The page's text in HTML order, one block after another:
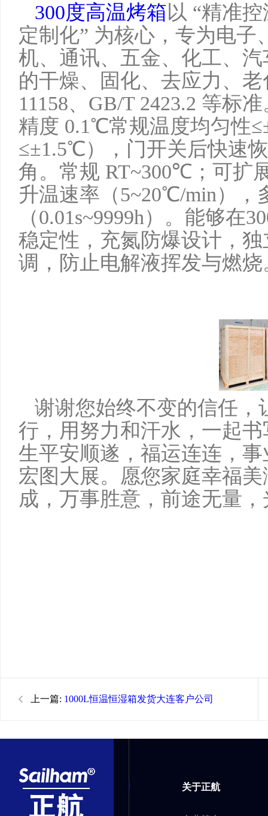
300度高温烤箱 以 “精准
定制化” 为核心，专为电子
机、通讯、五金、化工、 汽
的干燥、固化、去应力、
11158、GB/T 2423.2 等标
精度 0.1℃常规温度均匀性
≤±1.5℃），门开关后快速
角。常规 RT~300℃；可扩
升温速率（5~20℃/min）
，
（0.01s~9999h）。能够在
稳定性，充氮防爆设计，
调，防止电解液挥发与燃烧
谢谢您始终不变的信任，
行，用努力和汗水，一起
生平安顺遂，福运连连，
宏图大展。愿您家庭幸福
成，万事胜意，前途无量
上一篇: 1000L恒温恒湿箱发货大连客户公司
关于正航